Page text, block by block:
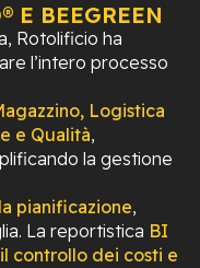
E BEEGREEN
Rotolificio ha
l’intero processo
Logistica
e Qualità,
la gestione
pianificazione,
La reportistica BI
controllo dei costi e